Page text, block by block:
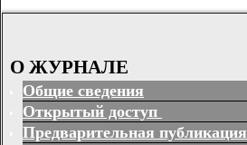
О ЖУРНАЛЕ
Общие сведения
Открытый доступ
Предварительная публикация